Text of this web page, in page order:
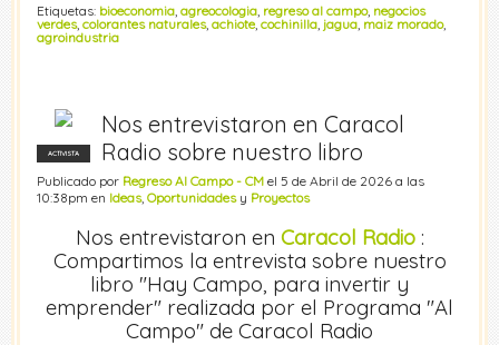
Etiquetas: bioeconomia agreocologia regreso al campo, negocios
verdes, colorantes naturales, achiote cochinilla jagua maiz morado,
agroindustria
ACTIVISTA
Nos entrevistaron en Caracol
Radio sobre nuestro libro
Publicado por Regreso Al Campo - CM el 5 de Abril de 2026 a las
10:38pm en Ideas, Oportunidadesy Proyectos
Nos entrevistaron en Caracol Radio:
Compartimos la entrevista sobre nuestro
libro "Hay Campo, para invertir y
emprender" realizada por el Programa "Al
Campo" de Caracol Radio